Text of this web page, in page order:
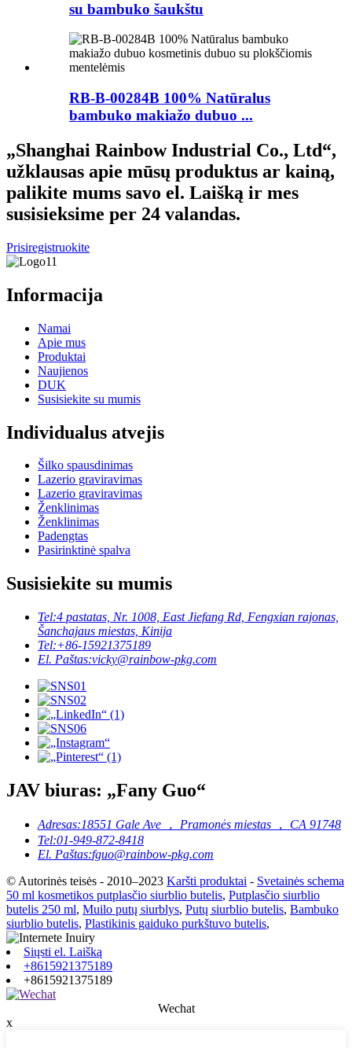
su bambuko šaukštu
RB-B-00284B 100% Natūralus
bambuko makiažo dubuo ...
„Shanghai Rainbow Industrial Co., Ltd“,
užklausas apie mūsų produktus ar kainą,
palikite mums savo el. Laišką ir mes
susisieksime per 24 valandas.
Prisiregistruokite
Informacija
Namai
Apie mus
Produktai
Naujienos
DUK
Susisiekite su mumis
Individualus atvejis
Šilko spausdinimas
Lazerio graviravimas
Lazerio graviravimas
Ženklinimas
Ženklinimas
Padengtas
Pasirinktinė spalva
Susisiekite su mumis
Tel:4 pastatas, Nr. 1008, East Jiefang Rd, Fengxian rajonas,
Šanchajaus miestas, Kinija
Tel:+86-15921375189
El. Paštas:vicky@rainbow-pkg.com
JAV biuras: „Fany Guo“
Adresas:18551 Gale Ave ， Pramonės miestas ， CA 91748
Tel:01-949-872-8418
El. Paštas:fguo@rainbow-pkg.com
© Autorinės teisės - 2010–2023 Karšti produktai - Svetainės schema
50 ml kosmetikos putplasčio siurblio butelis, Putplasčio siurblio
butelis 250 ml, Muilo putų siurblys, Putų siurblio butelis, Bambuko
siurblio butelis, Plastikinis gaiduko purkštuvo butelis,
Siųsti el. Laišką
+8615921375189
+8615921375189
Wechat
x